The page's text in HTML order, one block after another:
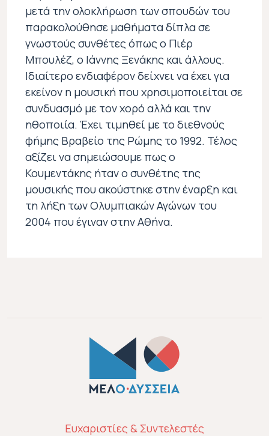
μετά την ολοκλήρωση των σπουδών του
παρακολούθησε μαθήματα δίπλα σε
γνωστούς συνθέτες όπως ο Πιέρ
Μπουλέζ, ο Ιάννης Ξενάκης και άλλους.
Ιδιαίτερο ενδιαφέρον δείχνει να έχει για
εκείνον η μουσική που χρησιμοποιείται σε
συνδυασμό με τον χορό αλλά και την
ηθοποιία. Έχει τιμηθεί με το διεθνούς
φήμης Βραβείο της Ρώμης το 1992. Τέλος
αξίζει να σημειώσουμε πως ο
Κουμεντάκης ήταν ο συνθέτης της
μουσικής που ακούστηκε στην έναρξη και
τη λήξη των Ολυμπιακών Αγώνων του
2004 που έγιναν στην Αθήνα.
ΜΕΝΟΎ ΥΠΟΣΈΛΙΔΟΥΕυχαριστίες & Συντελεστές